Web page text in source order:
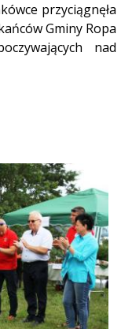
przyciągnęła
Gminy Ropa
nad